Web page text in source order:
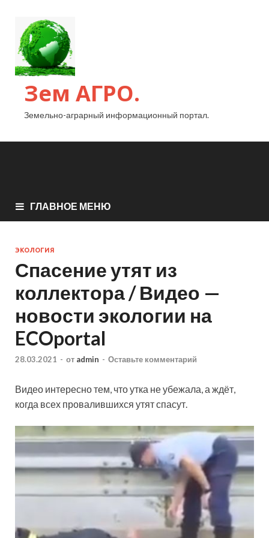
Зем АГРО.
Земельно-аграрный информационный портал.
ГЛАВНОЕ МЕНЮ
ЭКОЛОГИЯ
Спасение утят из
коллектора / Видео —
новости экологии на
ECOportal
28.03.2021 - от admin - Оставьте комментарий
Видео интересно тем, что утка не убежала, а ждёт,
когда всех провалившихся утят спасут.